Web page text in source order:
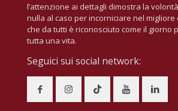
l’attenzione ai dettagli dimostra la
nulla al caso per incorniciare nel migliore
che da tutti è riconosciuto come il giorno
tutta una vita.
Seguici sui social network: